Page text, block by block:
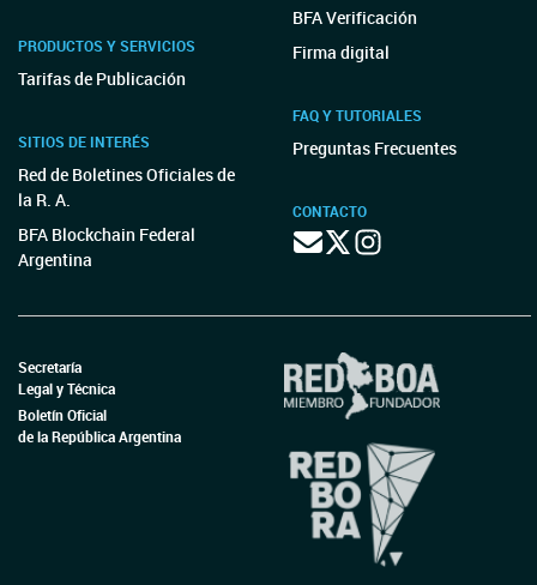
PRODUCTOS Y SERVICIOS
Tarifas de Publicación
SITIOS DE INTERÉS
Red de Boletines Oficiales de
la R. A.
BFA Blockchain Federal
Argentina
BFA Verificación
Firma digital
FAQ Y TUTORIALES
Preguntas Frecuentes
CONTACTO
Secretaría
Legal y Técnica
Boletín Oficial
de la República Argentina